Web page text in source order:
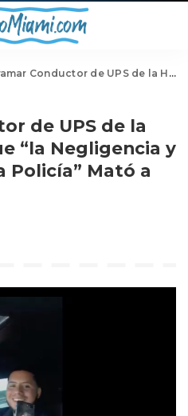
de UPS de la Hermana Dice que “la Negligencia y la Estupidez de la Policía” Mató a Su Hermano
de UPS de la
“la Negligencia y
Policía” Mató a